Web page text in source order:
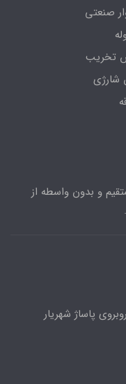
صنعتی
تخریب
و بدون واسطه از
پاساژ شهریار